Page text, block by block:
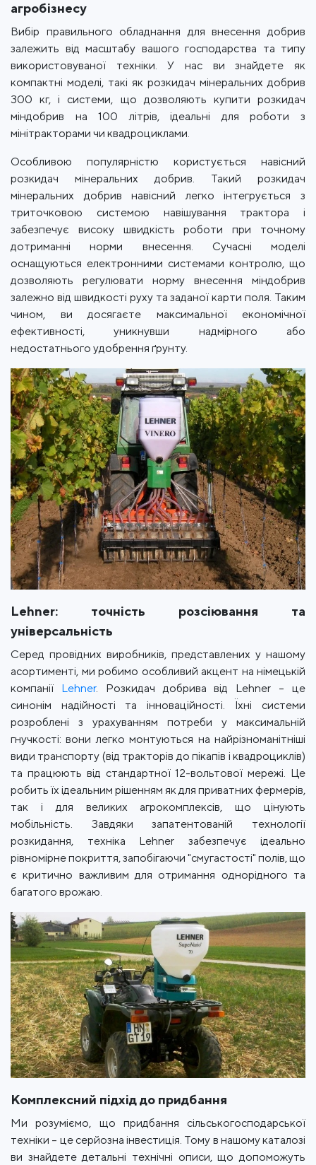
агробізнесу
Вибір правильного обладнання для внесення добрив
залежить від масштабу вашого господарства та типу
використовуваної техніки. У нас ви знайдете як
компактні моделі, такі як розкидач мінеральних добрив
300 кг, і системи, що дозволяють купити розкидач
міндобрив на 100 літрів, ідеальні для роботи з
мінітракторами чи квадроциклами.
Особливою популярністю користується навісний
розкидач мінеральних добрив. Такий розкидач
мінеральних добрив навісний легко інтегрується з
триточковою системою навішування трактора і
забезпечує високу швидкість роботи при точному
дотриманні норми внесення. Сучасні моделі
оснащуються електронними системами контролю, що
дозволяють регулювати норму внесення міндобрив
залежно від швидкості руху та заданої карти поля. Таким
чином, ви досягаєте максимальної економічної
ефективності, уникнувши надмірного або
недостатнього удобрення ґрунту.
Lehner: точність розсіювання та
універсальність
Серед провідних виробників, представлених у нашому
асортименті, ми робимо особливий акцент на німецькій
компанії Lehner. Розкидач добрива від Lehner – це
синонім надійності та інноваційності. Їхні системи
розроблені з урахуванням потреби у максимальній
гнучкості: вони легко монтуються на найрізноманітніші
види транспорту (від тракторів до пікапів і квадроциклів)
та працюють від стандартної 12-вольтової мережі. Це
робить їх ідеальним рішенням як для приватних фермерів,
так і для великих агрокомплексів, що цінують
мобільність. Завдяки запатентованій технології
розкидання, техніка Lehner забезпечує ідеально
рівномірне покриття, запобігаючи "смугастості" полів, що
є критично важливим для отримання однорідного та
багатого врожаю.
Комплексний підхід до придбання
Ми розуміємо, що придбання сільськогосподарської
техніки – це серйозна інвестиція. Тому в нашому каталозі
ви знайдете детальні технічні описи, що допоможуть